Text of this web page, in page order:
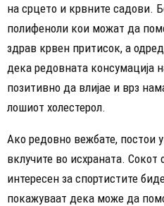
на срцето и крвните садови.
полифеноли кои можат да
здрав крвен притисок, а
дека редовната консумација
позитивно да влијае и врз
лошиот холестерол.
Ако редовно вежбате, постои
вклучите во исхраната.
интересен за спортистите
покажуваат дека може да